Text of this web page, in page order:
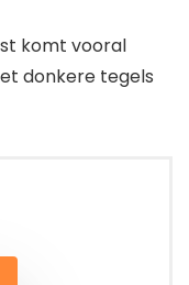
komt vooral
donkere tegels